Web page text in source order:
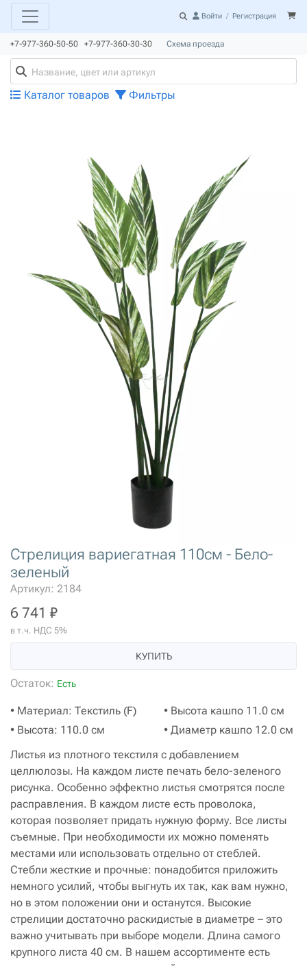
Войти / Регистрация
+7-977-360-50-50 +7-977-360-30-30 Схема проезда
Каталог товаров Фильтры
Стрелиция вариегатная 110см - Бело-
зеленый
Артикул: 2184
6 741 ₽
в т.ч. НДС 5%
КУПИТЬ
Остаток: Есть
• Материал: Текстиль (F)
• Высота: 110.0 см
• Высота кашпо 11.0 см
• Диаметр кашпо 12.0 см
Листья из плотного текстиля с добавлением
целлюлозы. На каждом листе печать бело-зеленого
рисунка. Особенно эффектно листья смотрятся после
расправления. В каждом листе есть проволока,
которая позволяет придать нужную форму. Все листы
съемные. При необходимости их можно поменять
местами или использовать отдельно от стеблей.
Стебли жесткие и прочные: понадобится приложить
немного усилий, чтобы выгнуть их так, как вам нужно,
но в этом положении они и останутся. Высокие
стрелиции достаточно раскидистые в диаметре – это
важно учитывать при выборе модели. Длина самого
крупного листа 40 см. В нашем ассортименте есть